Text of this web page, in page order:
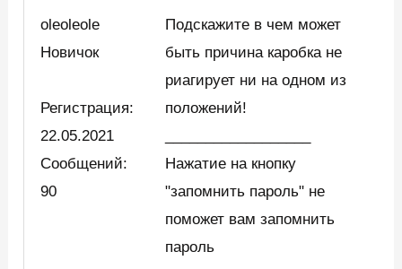
oleoleole
Новичок
Регистрация:
22.05.2021
Сообщений:
90
Подскажите в чем может
быть причина каробка не
риагирует ни на одном из
положений!
Нажатие на кнопку
"запомнить пароль" не
поможет вам запомнить
пароль